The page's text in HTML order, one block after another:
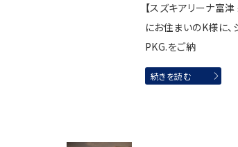
【スズキアリーナ富
にお住まいのK様に
PKG.をご納
続きを読む